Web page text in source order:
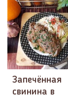
Запечённая
свинина в